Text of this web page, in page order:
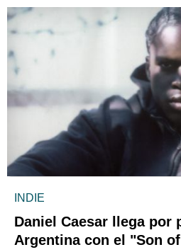
INDIE
Daniel Caesar llega por
Argentina con el "Son